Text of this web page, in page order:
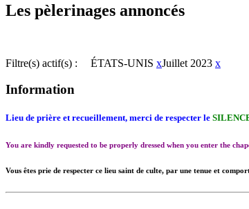
Les pèlerinages annoncés
Filtre(s) actif(s) : ÉTATS-UNIS xJuillet 2023 x
Information
Lieu de prière et recueillement, merci de respecter le
You are kindly requested to be properly dressed when you enter the
Vous êtes prie de respecter ce lieu saint de culte, par une tenue et